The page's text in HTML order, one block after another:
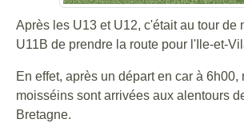
Après les U13 et U12, c'était au tour de
U11B de prendre la route pour l'Ile-et-
En effet, après un départ en car à 6h00,
moisséins sont arrivées aux alentours
Bretagne.